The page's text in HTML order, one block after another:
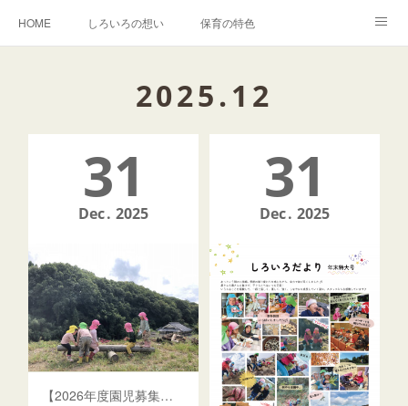
HOME しろいろの想い 保育の特色
卒園児の声2025.12
31
Dec 2025
【2026年度園児募集】しろいろ森のようちえん 募集要項のお知らせ
31
Dec 2025